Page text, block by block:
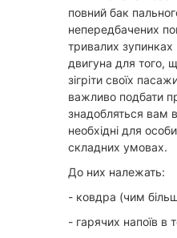
повний бак
непередбачених
тривалих зупинках
двигуна для того,
зігріти своїх
важливо подбати
знадобляться вам
необхідні для
складних умовах.
До них належать:
- ковдра (чим
- гарячих напоїв в